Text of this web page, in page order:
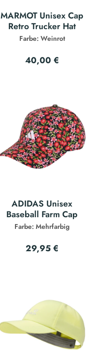
MARMOT Unisex Cap
Retro Trucker Hat
Farbe: Weinrot
40,00 €
ADIDAS Unisex
Baseball Farm Cap
Farbe: Mehrfarbig
29,95 €